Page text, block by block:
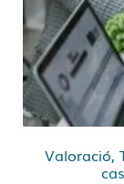
Valoració,